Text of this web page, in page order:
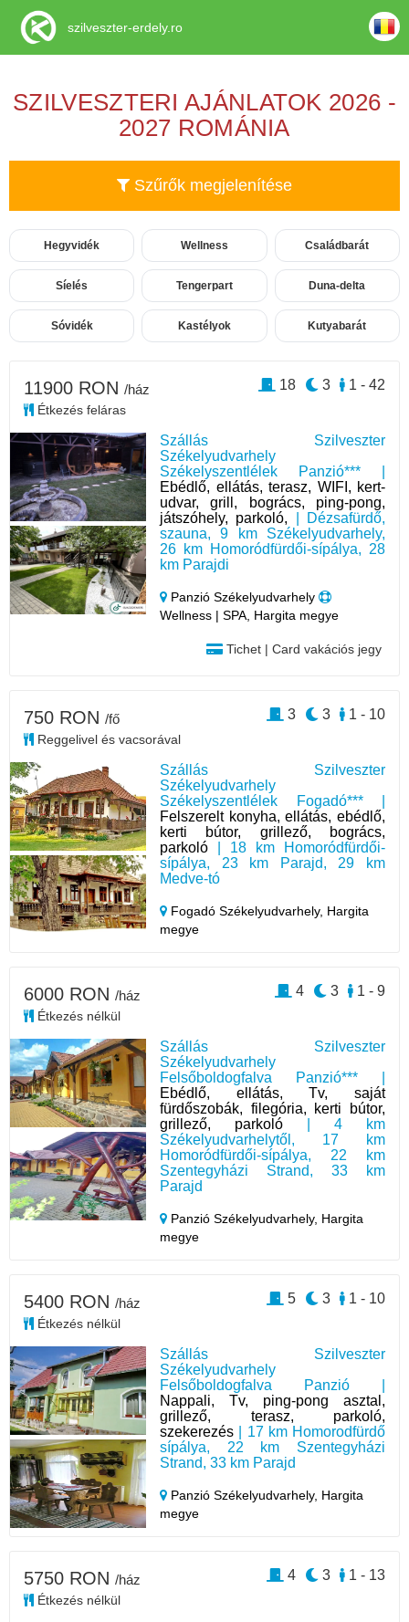
SZILVESZTERI AJÁNLATOK 2026 -
2027 ROMÁNIA
Szűrők megjelenítése
Hegyvidék Wellness Családbarát
Síelés Tengerpart Duna-delta
Sóvidék Kastélyok Kutyabarát
Szállás Szilveszter
Székelyudvarhely
Székelyszentlélek Panzió*** |
Ebédlő, ellátás, terasz, WIFI, kert-
udvar, grill, bogrács, ping-pong,
játszóhely, parkoló, | Dézsafürdő,
szauna, 9 km Székelyudvarhely,
26 km Homoródfürdői-sípálya, 28
km Parajdi
Panzió Székelyudvarhely
Wellness | SPA, Hargita megye
Tichet | Card vakációs jegy
11900 RON /ház
Étkezés feláras
1 - 42
3
18
Szállás Szilveszter
Székelyudvarhely
Székelyszentlélek Fogadó*** |
Felszerelt konyha, ellátás, ebédlő,
kerti bútor, grillező, bogrács,
parkoló | 18 km Homoródfürdői-
sípálya, 23 km Parajd, 29 km
Medve-tó
Fogadó Székelyudvarhely, Hargita
megye
750 RON /fő
Reggelivel és vacsorával
1 - 10
3
3
Szállás Szilveszter
Székelyudvarhely
Felsőboldogfalva Panzió*** |
Ebédlő, ellátás, Tv, saját
fürdőszobák, filegória, kerti bútor,
grillező, parkoló | 4 km
Székelyudvarhelytől, 17 km
Homoródfürdői-sípálya, 22 km
Szentegyházi Strand, 33 km
Parajd
Panzió Székelyudvarhely, Hargita
megye
6000 RON /ház
Étkezés nélkül
1 - 9
3
4
Szállás Szilveszter
Székelyudvarhely
Felsőboldogfalva Panzió |
Nappali, Tv, ping-pong asztal,
grillező, terasz, parkoló,
szekerezés | 17 km Homorodfürdő
sípálya, 22 km Szentegyházi
Strand, 33 km Parajd
Panzió Székelyudvarhely, Hargita
megye
5400 RON /ház
Étkezés nélkül
1 - 10
3
5
5750 RON /ház
Étkezés nélkül
1 - 13
3
4
szilveszter-erdely.ro